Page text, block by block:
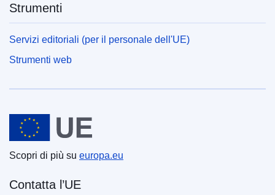
Strumenti
Servizi editoriali (per il personale dell'UE)
Strumenti web
Unione europea
Scopri di più su europa.eu
Contatta l’UE